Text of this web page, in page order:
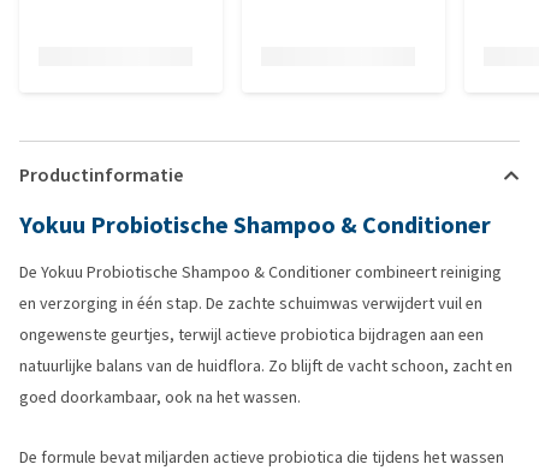
Productinformatie
Yokuu Probiotische Shampoo & Conditioner
De Yokuu Probiotische Shampoo & Conditioner combineert reiniging
en verzorging in één stap. De zachte schuimwas verwijdert vuil en
ongewenste geurtjes, terwijl actieve probiotica bijdragen aan een
natuurlijke balans van de huidflora. Zo blijft de vacht schoon, zacht en
goed doorkambaar, ook na het wassen.
De formule bevat miljarden actieve probiotica die tijdens het wassen